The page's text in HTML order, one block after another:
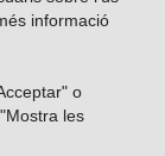
informació
o
les